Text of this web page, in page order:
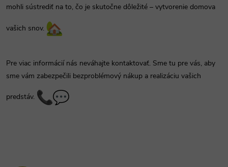
mohli sústrediť na to, čo je skutočne dôležité – vytvorenie domova
vašich snov.
Pre viac informácií nás neváhajte kontaktovať. Sme tu pre vás, aby
sme vám zabezpečili bezproblémový nákup a realizáciu vašich
predstáv.